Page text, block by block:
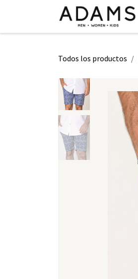
Todos los productos